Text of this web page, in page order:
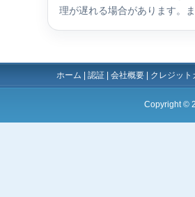
理が遅れる場合があります。
ホーム 認証 会社概要 クレジッ
Copyright ©